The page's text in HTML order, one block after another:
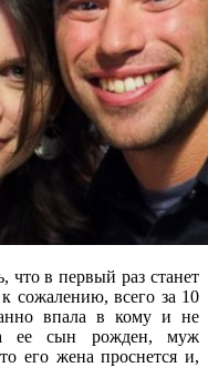
что в первый раз станет
сожалению, всего за 10
впала в кому и не
ее сын рожден, муж
его жена проснется и,